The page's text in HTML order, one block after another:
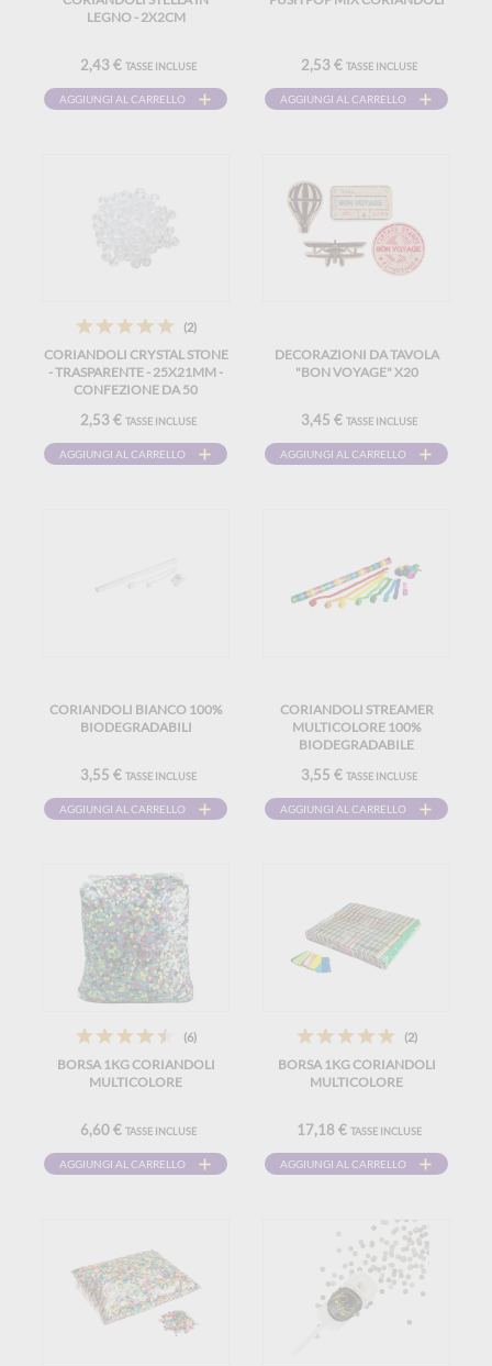
LEGNO - 2X2CM
2,43 € TASSE INCLUSE
AGGIUNGI AL CARRELLO
2,53 € TASSE INCLUSE
AGGIUNGI AL CARRELLO
(2)
CORIANDOLI CRYSTAL STONE
- TRASPARENTE - 25X21MM -
CONFEZIONE DA 50
2,53 € TASSE INCLUSE
AGGIUNGI AL CARRELLO
DECORAZIONI DA TAVOLA
"BON VOYAGE" X20
3,45 € TASSE INCLUSE
AGGIUNGI AL CARRELLO
CORIANDOLI BIANCO 100%
BIODEGRADABILI
3,55 € TASSE INCLUSE
AGGIUNGI AL CARRELLO
CORIANDOLI STREAMER
MULTICOLORE 100%
BIODEGRADABILE
3,55 € TASSE INCLUSE
AGGIUNGI AL CARRELLO
(6)
BORSA 1KG CORIANDOLI
MULTICOLORE
6,60 € TASSE INCLUSE
AGGIUNGI AL CARRELLO
(2)
BORSA 1KG CORIANDOLI
MULTICOLORE
17,18 € TASSE INCLUSE
AGGIUNGI AL CARRELLO